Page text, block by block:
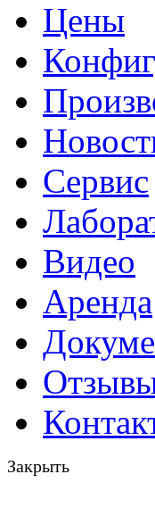
Цены
Сервис
Видео
Аренда
Закрыть